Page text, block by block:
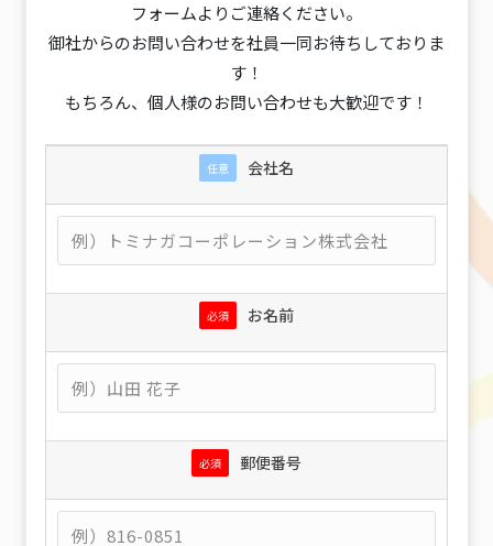
フォームよりご連絡ください。
御社からのお問い合わせを社員一同お待ちしておりま
す！
もちろん、個人様のお問い合わせも大歓迎です！
任意 会社名
必須 お名前
必須 郵便番号